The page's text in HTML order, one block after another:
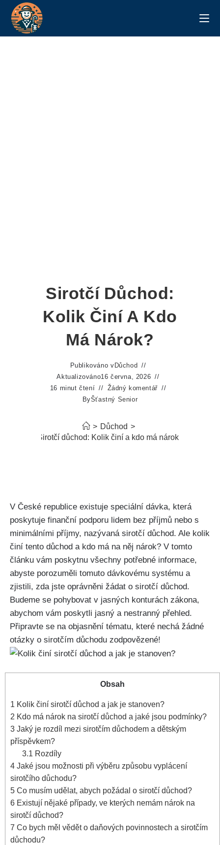
Sirotčí Důchod:
Kolik Činí A Kdo
Má Nárok?
Publikováno v Důchod
Aktualizováno16 června, 2026
16 minut čtení
Žádný komentář
ByŠťastný Senior
> Důchod >
Sirotčí důchod: Kolik činí a kdo má nárok?
V České republice existuje speciální dávka, která
poskytuje finanční podporu lidem bez příjmů nebo s
minimálními příjmy, nazývaná sirotčí důchod. Ale kolik
činí tento důchod a kdo má na něj nárok? V tomto
článku vám poskytnu všechny potřebné informace,
abyste porozuměli tomuto dávkovému systému a
zjistili, zda jste oprávněni žádat o sirotčí důchod.
Budeme se pohybovat v jasných konturách zákona,
abychom vám poskytli jasný a nestranný přehled.
Připravte se na objasnění tématu, které nechá žádné
otázky o sirotčím důchodu zodpovězené!
Obsah
1 Kolik činí sirotčí důchod a jak je stanoven?
2 Kdo má nárok na sirotčí důchod a jaké jsou podmínky?
3 Jaký je rozdíl mezi sirotčím důchodem a dětským
příspěvkem?
3.1 Rozdíly
4 Jaké jsou možnosti při výběru způsobu vyplácení
sirotčího důchodu?
5 Co musím udělat, abych požádal o sirotčí důchod?
6 Existují nějaké případy, ve kterých nemám nárok na
sirotčí důchod?
7 Co bych měl vědět o daňových povinnostech a sirotčím
důchodu?